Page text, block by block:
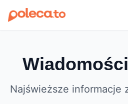
Najświeższe informacje